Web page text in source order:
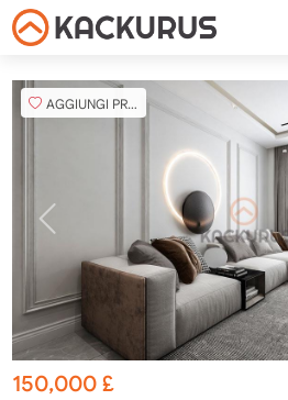
AGGIUNGI PREFERITO
150,000£